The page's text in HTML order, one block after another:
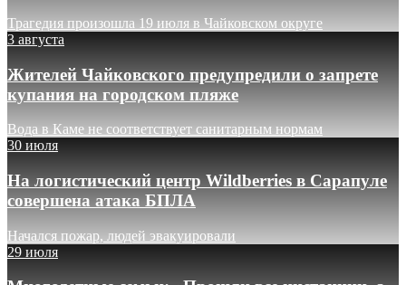
Трагедия произошла 19 июля в Чайковском округе
3 августа
Жителей Чайковского предупредили о запрете
купания на городском пляже
Вода в Каме не соответствует санитарным нормам
30 июля
На логистический центр Wildberries в Сарапуле
совершена атака БПЛА
Начался пожар, людей эвакуировали
29 июля